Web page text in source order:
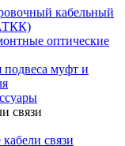
кабельный
оптические
подвеса муфт и
связи
связи